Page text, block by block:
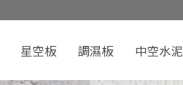
星空板 調濕板 中空水